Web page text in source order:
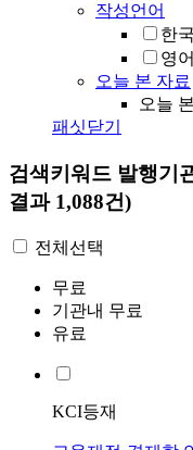
작성언어
한
영어
오늘 본 자료
오늘
패싯닫기
검색키워드 발행기
결과 1,088건)
전체선택
무료
기관내 무료
유료
KCI등재